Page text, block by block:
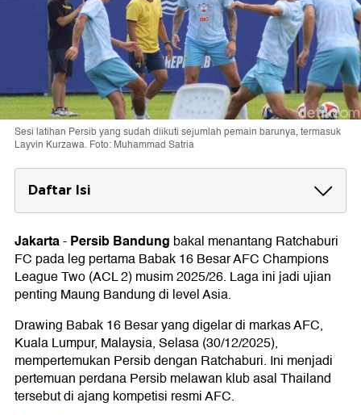
Sesi latihan Persib yang sudah diikuti sejumlah pemain barunya, termasuk
Layvin Kurzawa. Foto: Muhammad Satria
Daftar Isi
Jadwal Ratchaburi Vs Persib Bandung
Jakarta-Persib Bandung bakal menantang Ratchaburi
FC pada leg pertama Babak 16 Besar AFC Champions
League Two (ACL 2) musim 2025/26. Laga ini jadi ujian
penting Maung Bandung di level Asia.
Drawing Babak 16 Besar yang digelar di markas AFC,
Kuala Lumpur, Malaysia, Selasa (30/12/2025),
mempertemukan Persib dengan Ratchaburi. Ini menjadi
pertemuan perdana Persib melawan klub asal Thailand
tersebut di ajang kompetisi resmi AFC.